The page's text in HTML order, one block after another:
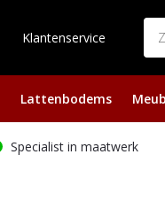
Klantenservice
Lattenbodems
Specialist in maatwerk